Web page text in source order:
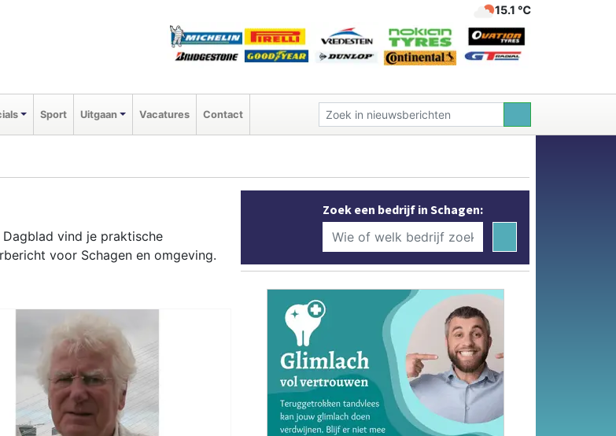
15.1 ℃
Sport Uitgaan Vacatures Contact
Dagblad vind je praktische
voor Schagen en omgeving.
de Schager Markt en het
Zoek een bedrijf in Schagen: